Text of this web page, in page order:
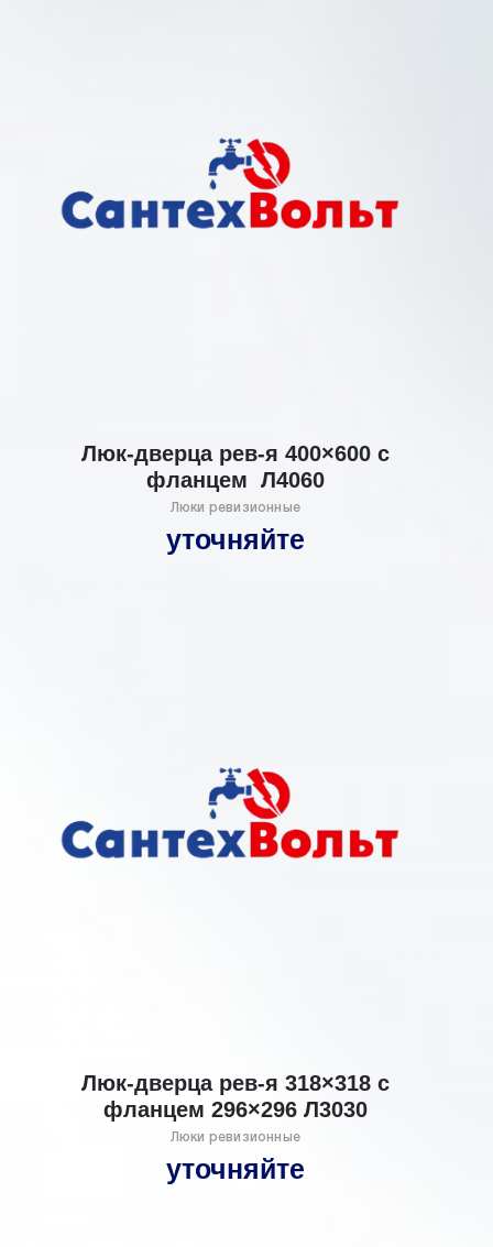
Люк-дверца рев-я 400×600 с
фланцем Л4060
Люки ревизионные
уточняйте
Люк-дверца рев-я 318×318 с
фланцем 296×296 Л3030
Люки ревизионные
уточняйте